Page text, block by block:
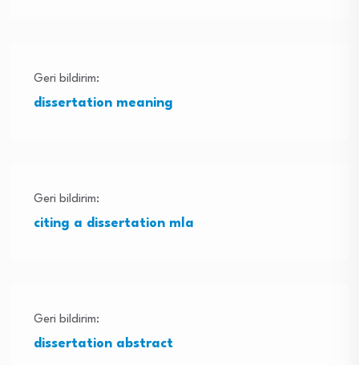
Geri bildirim:
dissertation meaning
Geri bildirim:
citing a dissertation mla
Geri bildirim:
dissertation abstract